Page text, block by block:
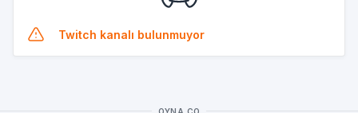
Twitch kanalı bulunmuyor